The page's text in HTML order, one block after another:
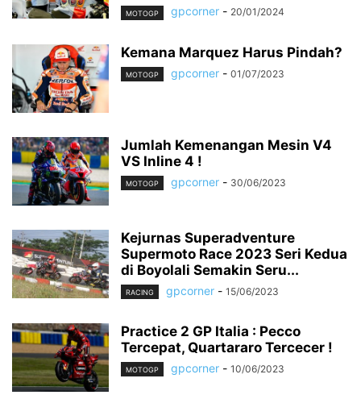
MOTOGP gpcorner - 20/01/2024
Kemana Marquez Harus Pindah?
MOTOGP gpcorner - 01/07/2023
Jumlah Kemenangan Mesin V4
VS Inline 4 !
MOTOGP gpcorner - 30/06/2023
Kejurnas Superadventure
Supermoto Race 2023 Seri Kedua
di Boyolali Semakin Seru...
RACING gpcorner - 15/06/2023
Practice 2 GP Italia : Pecco
Tercepat, Quartararo Tercecer !
MOTOGP gpcorner - 10/06/2023